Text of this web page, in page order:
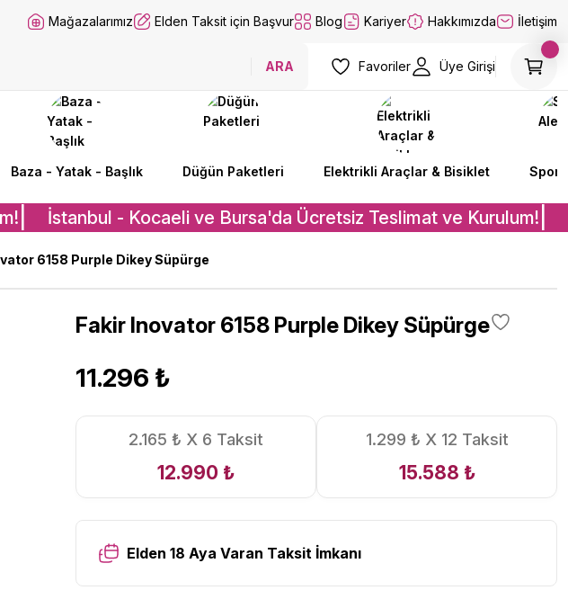
Mağazalarımız Elden Taksit için Başvur Blog Kariyer Hakkımızda İletişim
ARA Favoriler Üye Girişi
Baza - Yatak - Başlık Düğün Paketleri Elektrikli Araçlar & Bisiklet Spor
İstanbul - Kocaeli ve Bursa'da Ücretsiz Teslimat ve Kurulum!
6158 Purple Dikey Süpürge
Fakir Inovator 6158 Purple Dikey Süpürge
11.296 ₺
2.165 ₺ X 6 Taksit
12.990 ₺
1.299 ₺ X 12 Taksit
15.588 ₺
Elden 18 Aya Varan Taksit İmkanı